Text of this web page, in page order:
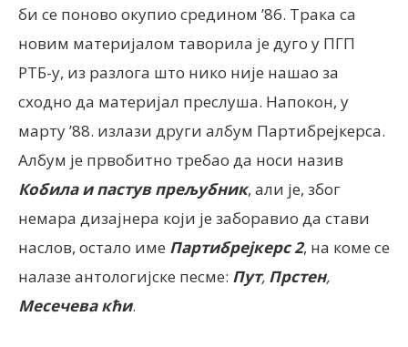
би се поново окупио средином ’86. Трака са
новим материјалом таворила је дуго у ПГП
РТБ-у, из разлога што нико није нашао за
сходно да материјал преслуша. Напокон, у
марту ’88. излази други албум Партибрејкерса.
Албум је првобитно требао да носи назив
Кобила и пастув прељубник, али је, због
немара дизајнера који је заборавио да стави
наслов, остало име Партибрејкерс 2, на коме се
налазе антологијске песме: Пут, Прстен,
Месечева кћи.